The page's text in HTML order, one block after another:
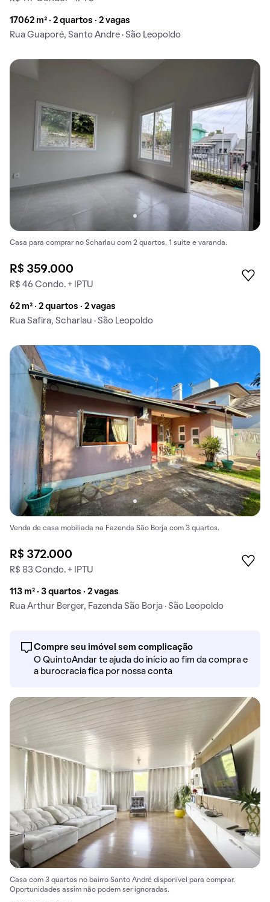
17062 m² · 2 quartos · 2 vagas
Rua Guaporé, Santo Andre · São Leopoldo
Casa para comprar no Scharlau com 2 quartos, 1 suíte e varanda.
R$ 359.000
R$ 46 Condo. + IPTU
62 m² · 2 quartos · 2 vagas
Rua Safira, Scharlau · São Leopoldo
Venda de casa mobiliada na Fazenda São Borja com 3 quartos.
R$ 372.000
R$ 83 Condo. + IPTU
113 m² · 3 quartos · 2 vagas
Rua Arthur Berger, Fazenda São Borja · São Leopoldo
Compre seu imóvel sem complicação
O QuintoAndar te ajuda do início ao fim da compra e
a burocracia fica por nossa conta
Casa com 3 quartos no bairro Santo André disponível para comprar.
Oportunidades assim não podem ser ignoradas.